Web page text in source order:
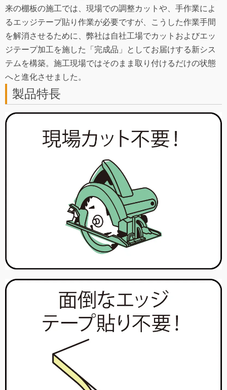
来の棚板の施工では、現場での調整カットや、手作業によ
るエッジテープ貼り作業が必要ですが、こうした作業手間
を解消させるために、弊社は自社工場でカットおよびエッ
ジテープ加工を施した「完成品」としてお届けする新シス
テムを構築。施工現場ではそのまま取り付けるだけの状態
へと進化させました。
製品特長